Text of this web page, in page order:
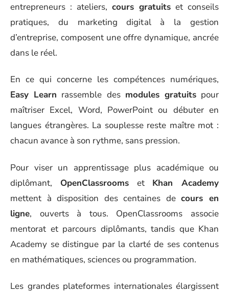
entrepreneurs : ateliers, cours gratuits et conseils
pratiques, du marketing digital à la gestion
d’entreprise, composent une offre dynamique, ancrée
dans le réel.
En ce qui concerne les compétences numériques,
Easy Learn rassemble des modules gratuitspour
maîtriser Excel, Word, PowerPoint ou débuter en
langues étrangères. La souplesse reste maître mot :
chacun avance à son rythme, sans pression.
Pour viser un apprentissage plus académique ou
diplômant, OpenClassroomset Khan Academy
mettent à disposition des centaines decours en
ligne, ouverts à tous. OpenClassrooms associe
mentorat et parcours diplômants, tandis que Khan
Academy se distingue par la clarté de ses contenus
en mathématiques, sciences ou programmation.
Les grandes plateformes internationales élargissent